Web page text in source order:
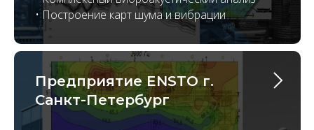
• Построение карт шума и вибрации
Предприятие ENSTO г.
Санкт-Петербург